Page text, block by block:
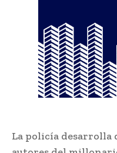
La policía desarrolla